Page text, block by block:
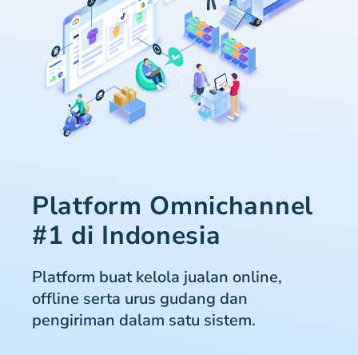
Platform Omnichannel
#1 di Indonesia
Platform buat kelola jualan online,
offline serta urus gudang dan
pengiriman dalam satu sistem.